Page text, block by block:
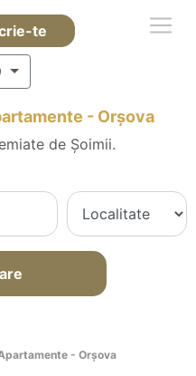
te
- Orşova
de Șoimii.
- Orşova